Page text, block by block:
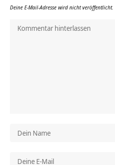
Deine E-Mail-Adresse wird nicht veröffentlicht.